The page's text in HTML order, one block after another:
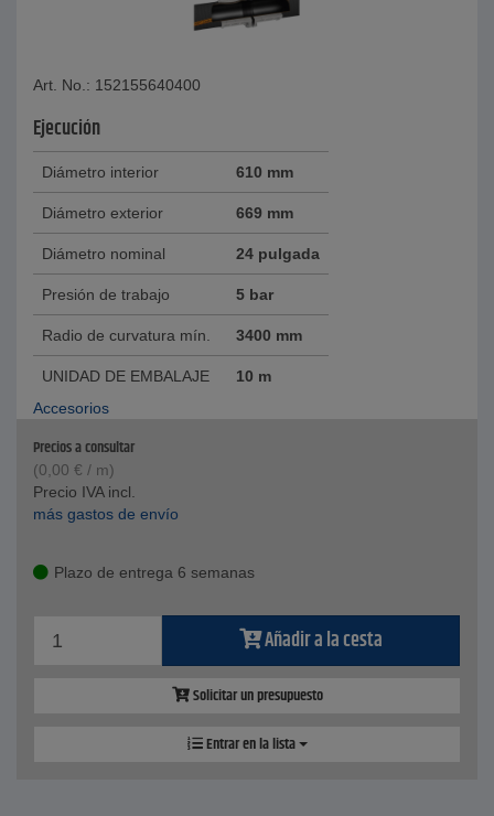
Art. No.: 152155640400
Ejecución
Diámetro interior 610 mm
Diámetro exterior 669 mm
Diámetro nominal 24 pulgada
Presión de trabajo 5 bar
Radio de curvatura mín. 3400 mm
UNIDAD DE EMBALAJE
10 m
Accesorios
Precios a consultar
(0,00 € / m)
Precio IVA incl.
más gastos de envío
Plazo de entrega 6 semanas
Añadir a la cesta
Solicitar un presupuesto
Entrar en la lista